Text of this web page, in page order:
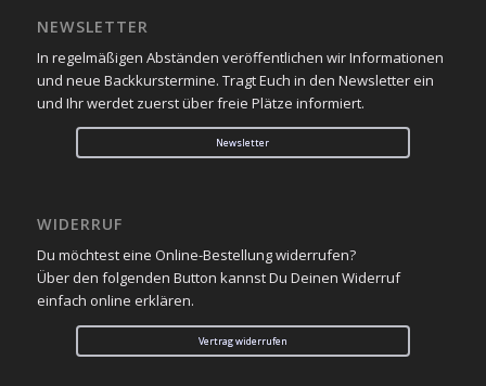
NEWSLETTER
In regelmäßigen Abständen veröffentlichen wir Informationen
und neue Backkurstermine. Tragt Euch in den Newsletter ein
und Ihr werdet zuerst über freie Plätze informiert.
Newsletter
WIDERRUF
Du möchtest eine Online-Bestellung widerrufen?
Über den folgenden Button kannst Du Deinen Widerruf
einfach online erklären.
Vertrag widerrufen